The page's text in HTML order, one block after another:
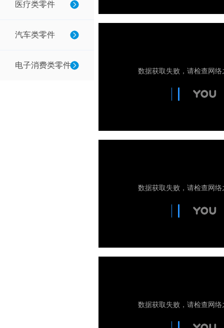
医疗类零件
汽车类零件
电子消费类零件